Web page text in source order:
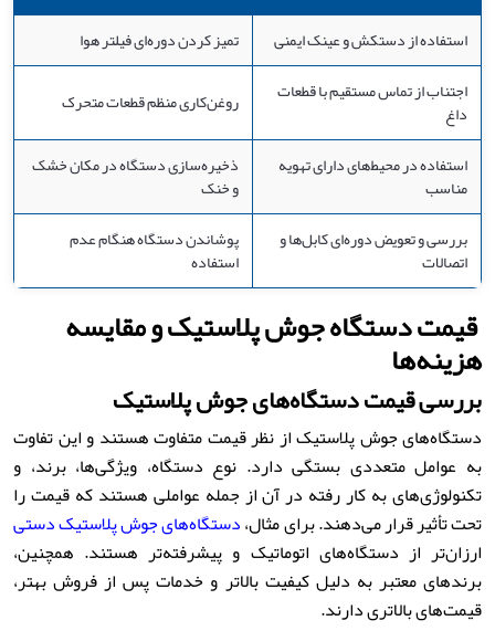
استفاده از دستکش و عینک ایمنی
تمیز کردن دوره‌ای فیلتر هوا
اجتناب از تماس مستقیم با قطعات
داغ روغن‌کاری منظم قطعات متحرک
استفاده در محیط‌های دارای تهویه
مناسب
ذخیره‌سازی دستگاه در مکان خشک
و خنک
بررسی و تعویض دوره‌ای کابل‌ها و
اتصالات
پوشاندن دستگاه هنگام عدم
استفاده
قیمت دستگاه جوش پلاستیک و مقایسه
هزینه‌ها
بررسی قیمت دستگاه‌های جوش پلاستیک
دستگاه‌های جوش پلاستیک از نظر قیمت متفاوت هستند و این تفاوت
به عوامل متعددی بستگی دارد. نوع دستگاه، ویژگی‌ها، برند، و
تکنولوژی‌های به کار رفته در آن از جمله عواملی هستند که قیمت را
تحت تأثیر قرار می‌دهند. برای مثال،دستگاه‌های جوش پلاستیک دستی
ارزان‌تر از دستگاه‌های اتوماتیک و پیشرفته‌تر هستند. همچنین،
برندهای معتبر به دلیل کیفیت بالاتر و خدمات پس از فروش بهتر،
قیمت‌های بالاتری دارند.